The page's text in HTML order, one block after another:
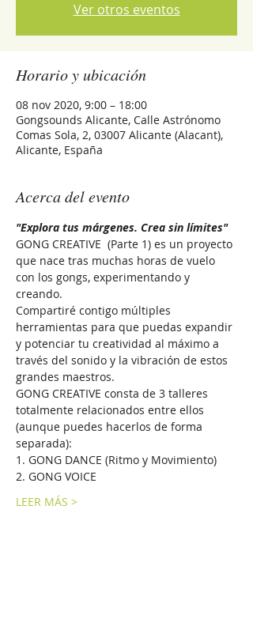
Ver otros eventos
Horario y ubicación
08 nov 2020, 9:00 – 18:00
Gongsounds Alicante, Calle Astrónomo
Comas Sola, 2, 03007 Alicante (Alacant),
Alicante, España
Acerca del evento
"Explora tus márgenes. Crea sin límites"
GONG CREATIVE  (Parte 1) es un proyecto
que nace tras muchas horas de vuelo
con los gongs, experimentando y
creando.
Compartiré contigo múltiples
herramientas para que puedas expandir
y potenciar tu creatividad al máximo a
través del sonido y la vibración de estos
grandes maestros.
GONG CREATIVE consta de 3 talleres
totalmente relacionados entre ellos
(aunque puedes hacerlos de forma
separada):
1. GONG DANCE (Ritmo y Movimiento)
2. GONG VOICE
LEER MÁS >